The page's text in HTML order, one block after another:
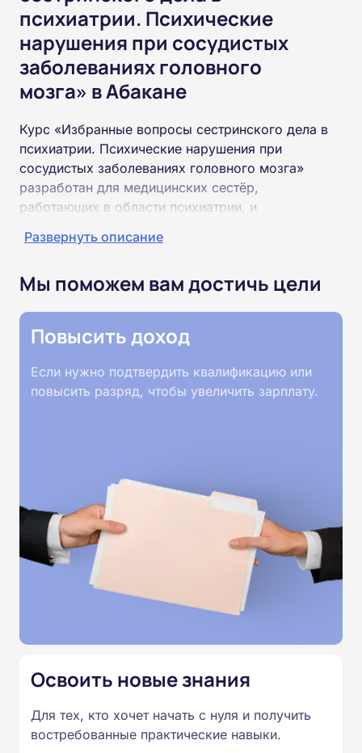
психиатрии. Психические
нарушения при сосудистых
заболеваниях головного
мозга» в Абакане
Курс «Избранные вопросы сестринского дела в
психиатрии. Психические нарушения при
сосудистых заболеваниях головного мозга»
разработан для медицинских сестёр,
работающих в области психиатрии, и
знания. Программа рассчитана на 36 часов и
программы изучаются психические нарушения,
сосудистых заболеваний головного мозга, а
также особенности сестринского ухода за
теоретические основы, принципы сестринского
ухода, особенности взаимодействия с
видеолекций и без видеоконференций, что
позволяет учиться в удобное время. После
каждого раздела предусмотрены тесты, а
итоговая аттестация проводится дистанционно.
По завершении курса выдаётся удостоверение
о повышении квалификации.
Развернуть описание
Мы поможем вам достичь цели
Повысить доход
Если нужно подтвердить квалификацию или
повысить разряд, чтобы увеличить зарплату.
Освоить новые знания
Для тех, кто хочет начать с нуля и получить
востребованные практические навыки.